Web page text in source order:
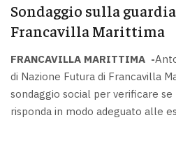
Sondaggio sulla
Francavilla Marittima
FRANCAVILLA MARITTIMA -
di Nazione Futura di Francavilla
sondaggio social per verificare
risponda in modo adeguato alle